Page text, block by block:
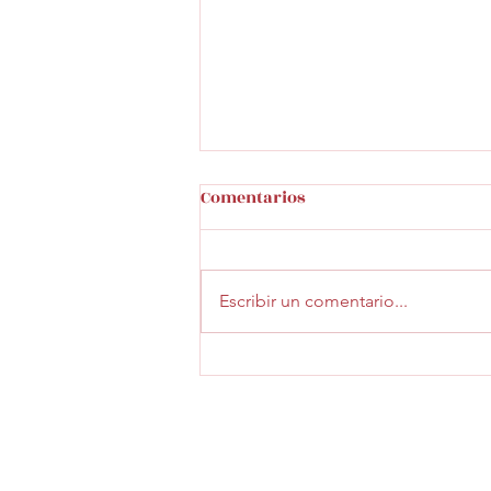
Recibir
Comentarios
Escribir un comentario...